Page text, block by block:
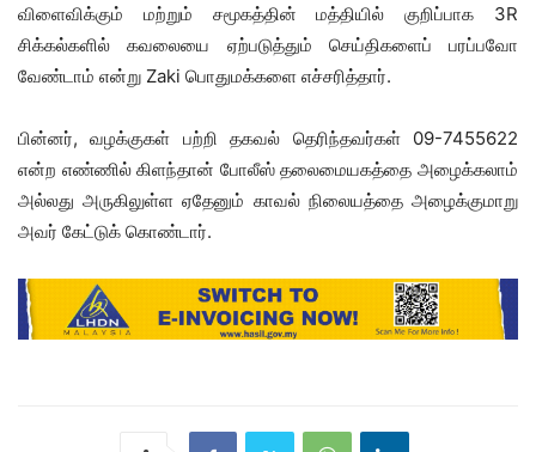
விளைவிக்கும் மற்றும் சமூகத்தின் மத்தியில் குறிப்பாக 3R
சிக்கல்களில் கவலையை ஏற்படுத்தும் செய்திகளைப் பரப்பவோ
வேண்டாம் என்று Zaki பொதுமக்களை எச்சரித்தார்.
பின்னர், வழக்குகள் பற்றி தகவல் தெரிந்தவர்கள் 09-7455622
என்ற எண்ணில் கிளந்தான் போலீஸ் தலைமையகத்தை அழைக்கலாம்
அல்லது அருகிலுள்ள ஏதேனும் காவல் நிலையத்தை அழைக்குமாறு
அவர் கேட்டுக் கொண்டார்.